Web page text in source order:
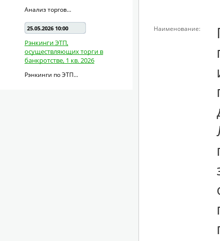
Анализ торгов...
25.05.2026 10:00
Рэнкинги ЭТП,
осуществляющих торги в
банкротстве, 1 кв. 2026
Рэнкинги по ЭТП...
Наименование: